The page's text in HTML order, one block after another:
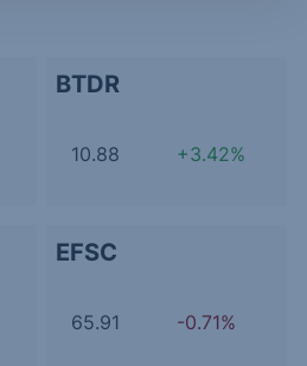
BTDR
10.88 +3.42%
EFSC
65.91 -0.71%